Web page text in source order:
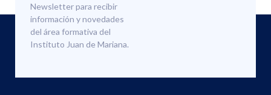
Newsletter para recibir
información y novedades
del área formativa del
Instituto Juan de Mariana.